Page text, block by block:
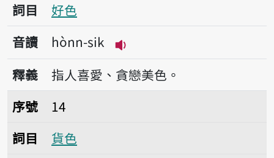
詞目
好色
音讀
hònn-sik
播放音讀hònn-sik
釋義
指人喜愛、貪戀美色。
序號14貨色
序號
14
詞目
貨色